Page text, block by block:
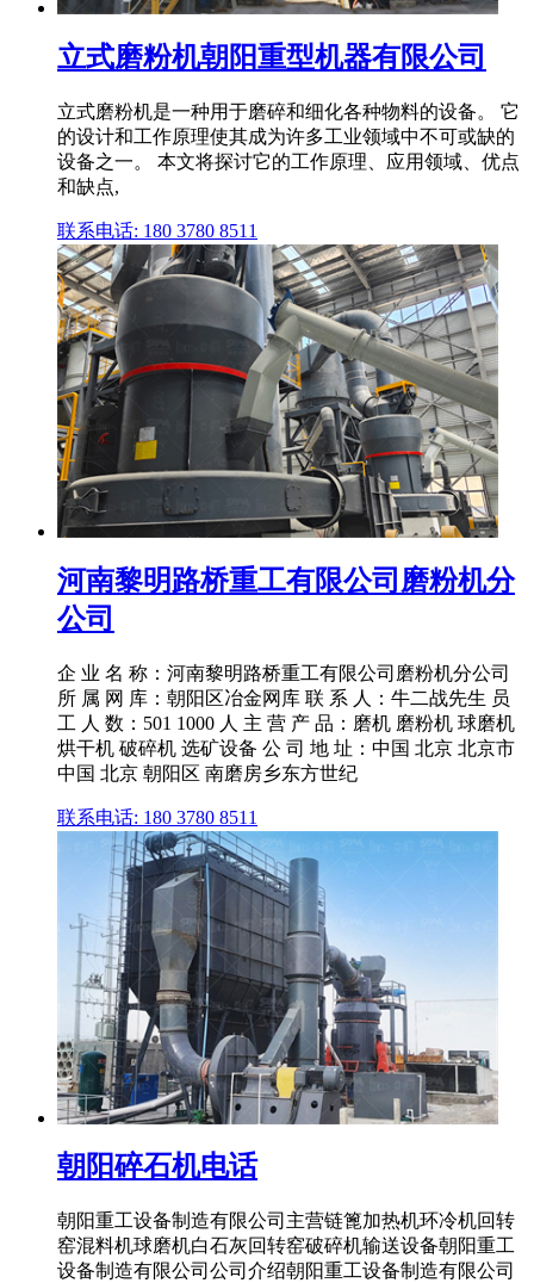
立式磨粉机朝阳重型机器有限公司
立式磨粉机是一种用于磨碎和细化各种物料的设备。 它
的设计和工作原理使其成为许多工业领域中不可或缺的
设备之一。 本文将探讨它的工作原理、应用领域、优点
和缺点,
联系电话: 180 3780 8511
河南黎明路桥重工有限公司磨粉机分
公司
企 业 名 称：河南黎明路桥重工有限公司磨粉机分公司
所 属 网 库：朝阳区冶金网库 联 系 人：牛二战先生 员
工 人 数：501 1000 人 主 营 产 品：磨机 磨粉机 球磨机
烘干机 破碎机 选矿设备 公 司 地 址：中国 北京 北京市
中国 北京 朝阳区 南磨房乡东方世纪
联系电话: 180 3780 8511
朝阳碎石机电话
朝阳重工设备制造有限公司主营链篦加热机环冷机回转
窑混料机球磨机白石灰回转窑破碎机输送设备朝阳重工
设备制造有限公司公司介绍朝阳重工设备制造有限公司